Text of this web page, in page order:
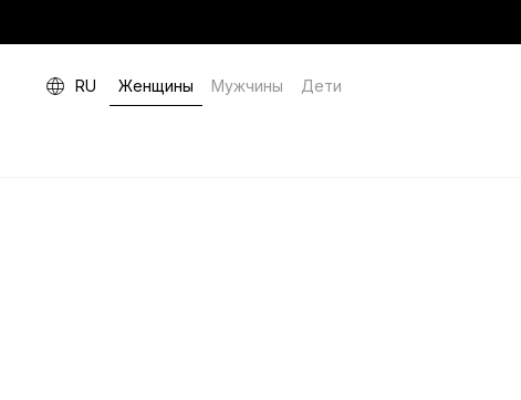
RU Женщины Мужчины Дети